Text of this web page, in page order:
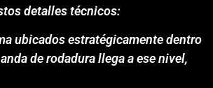
detalles técnicos:
ubicados estratégicamente dentro
de rodadura llega a ese nivel,